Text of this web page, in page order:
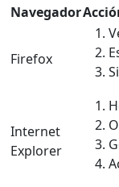
Navegador
Firefox
Internet
Explorer